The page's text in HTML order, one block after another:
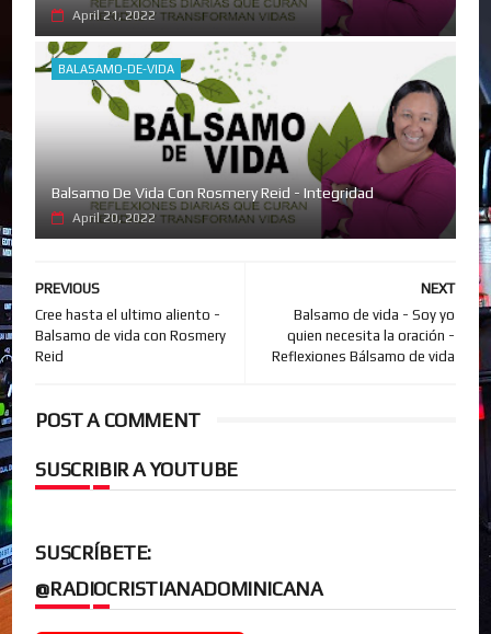
April 21, 2022
BALASAMO-DE-VIDA
Balsamo De Vida Con Rosmery Reid - Integridad
April 20, 2022
NEXT
Balsamo de vida - Soy yo
quien necesita la oración -
Reflexiones Bálsamo de vida
PREVIOUS
Cree hasta el ultimo aliento -
Balsamo de vida con Rosmery
Reid
POST A COMMENT
SUSCRIBIR A YOUTUBE
SUSCRÍBETE:
@RADIOCRISTIANADOMINICANA